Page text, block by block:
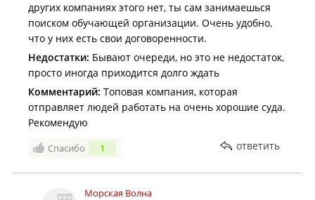
других компаниях этого нет, ты сам занимаешься
поиском обучающей организации. Очень удобно,
что у них есть свои договоренности.
Недостатки: Бывают очереди, но это не недостаток,
просто иногда приходится долго ждать
Комментарий: Топовая компания, которая
отправляет людей работать на очень хорошие суда.
Рекомендую
Спасибо 1 ответить
Морская Волна